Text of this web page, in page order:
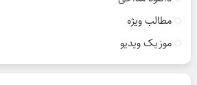
مطالب ویژه
موزیک ویدیو